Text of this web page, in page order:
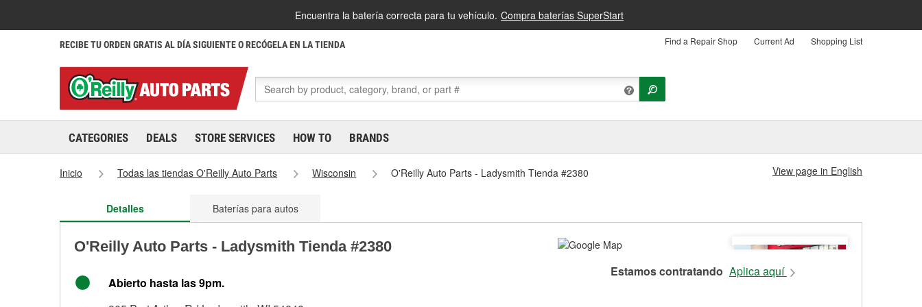
Encuentra la batería correcta para tu vehículo. Compra baterías SuperStart
RECIBE TU ORDEN GRATIS AL DÍA SIGUIENTE O RECÓGELA EN LA TIENDA Find a Repair Shop Current Ad Shopping List
CATEGORIES DEALS STORE SERVICES HOW TO BRANDS
Inicio Todas las tiendas O'Reilly Auto Parts Wisconsin O'Reilly Auto Parts - Ladysmith Tienda #2380 View page in English
Detalles Baterías para autos
O'Reilly Auto Parts - Ladysmith Tienda #2380
Abierto hasta las 9pm.
Estamos contratando Aplica aquí